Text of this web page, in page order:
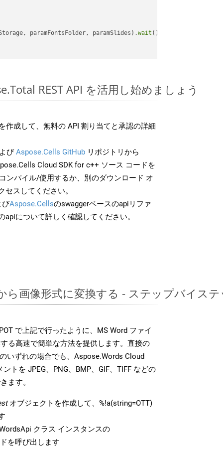
paramFontsFolder, paramSlides).wait ();
REST API を活用し始めましょう
作成して、無料の API 割り当てと承認の詳細
びAspose.Cells GitHub リポジトリから
Cloud SDK for c++ ソース コードを
ンパイル/使用するか、別のダウンロード オ
セスしてください。
びAspose.Cellsのswaggerベースのapiリファ
apiについて詳しく確認してください。
ら画像形式に変換する - ステップバイス
で上記で行ったように、MS Word ファイ
る高速で簡単な方法を提供します。直接の
いずれの場合でも、Aspose.Words Cloud
トを JPEG、PNG、BMP、GIF、TIFF などの
ます。
オブジェクトを作成して、%!a(string=OTT)
クラス インスタンスの
を呼び出します